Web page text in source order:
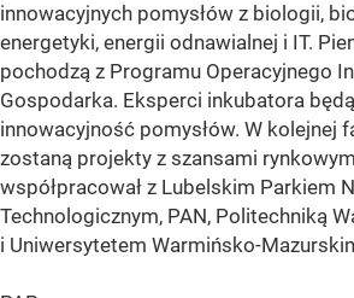
innowacyjnych pomysłów z biologii,
energetyki, energii odnawialnej i IT.
pochodzą z Programu Operacyjnego
Gospodarka. Eksperci inkubatora
innowacyjność pomysłów. W kolejnej
zostaną projekty z szansami
współpracował z Lubelskim Parkiem
Technologicznym, PAN, Politechniką
i Uniwersytetem Warmińsko-